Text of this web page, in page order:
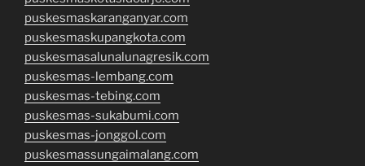
puskesmaskaranganyar.com
puskesmaskupangkota.com
puskesmasalunalunagresik.com
puskesmas-lembang.com
puskesmas-tebing.com
puskesmas-sukabumi.com
puskesmas-jonggol.com
puskesmassungaimalang.com